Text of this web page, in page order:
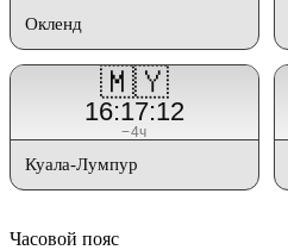
Окленд
🇲🇾
16:17:12
−4ч
Куала-Лумпур
Часовой пояс